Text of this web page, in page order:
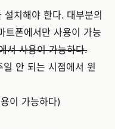
치해야 한다. 대부분의
폰에서만 사용이 가능
서 사용이 가능하다.
안 되는 시점에서 윈
이 가능하다)